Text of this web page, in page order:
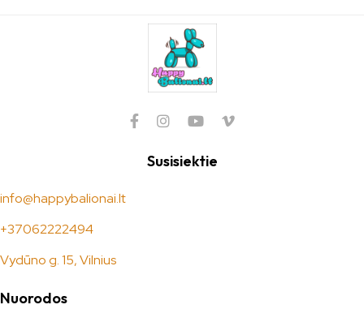
Susisiektie
info@happybalionai.lt
+37062222494
Vydūno g. 15, Vilnius
Nuorodos